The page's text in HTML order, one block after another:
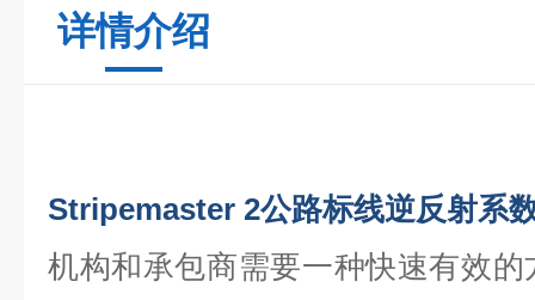
详情介绍
Stripemaster 2公路标线逆反射系
机构和承包商需要一种快速有效